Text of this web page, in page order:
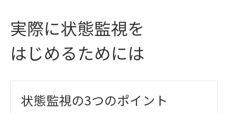
実際に状態監視を
はじめるためには
状態監視の3つのポイント